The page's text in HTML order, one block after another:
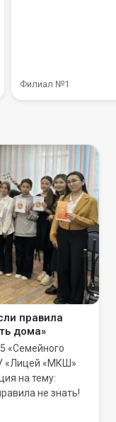
Филиал №1
правила
дома»
«Семейного
«Лицей «МКШ»
на тему:
не знать!